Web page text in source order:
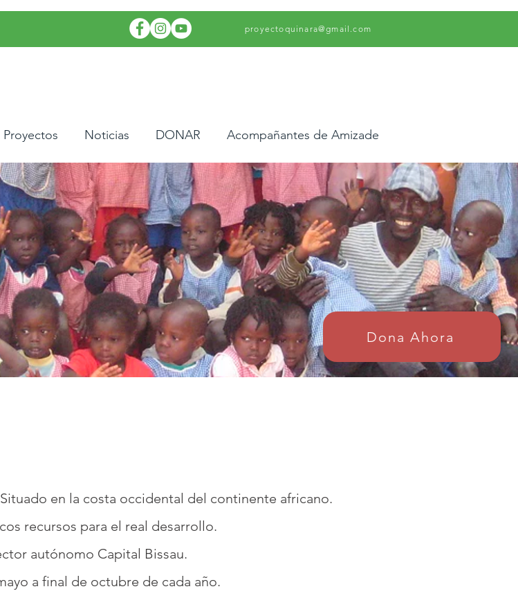
proyectoquinara@gmail.com
Proyectos Noticias DONAR Acompañantes de Amizade
Dona Ahora
en la costa occidental del continente africano.
recursos para el real desarrollo.
autónomo Capital Bissau.
a final de octubre de cada año.